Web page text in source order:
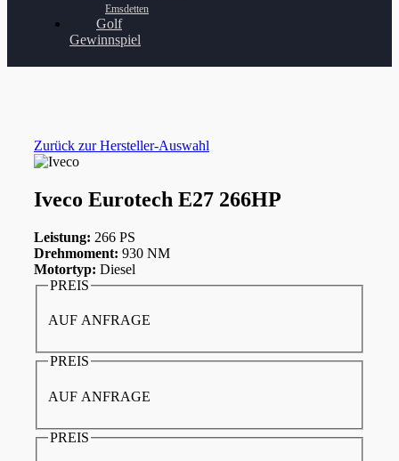
Emsdetten
Golf
Gewinnspiel
Zurück zur Hersteller-Auswahl
Iveco Eurotech E27 266HP
Leistung: 266 PS
Drehmoment: 930 NM
Motortyp: Diesel
PREIS
AUF ANFRAGE
PREIS
AUF ANFRAGE
PREIS